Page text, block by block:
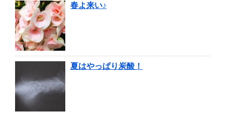
春よ来い♪
夏はやっぱり炭酸！